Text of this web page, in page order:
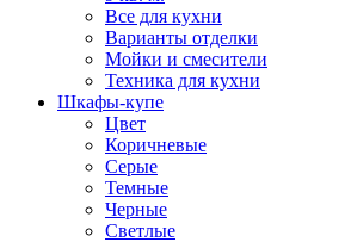
Все для кухни
Варианты отделки
Мойки и смесители
Техника для кухни
Шкафы-купе
Цвет
Коричневые
Серые
Темные
Черные
Светлые